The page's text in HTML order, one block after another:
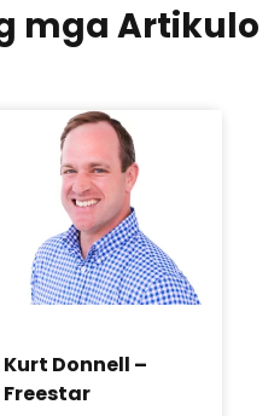
mga Artikulo
Kurt Donnell –
Freestar